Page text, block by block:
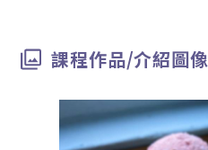
課程作品/介紹圖像